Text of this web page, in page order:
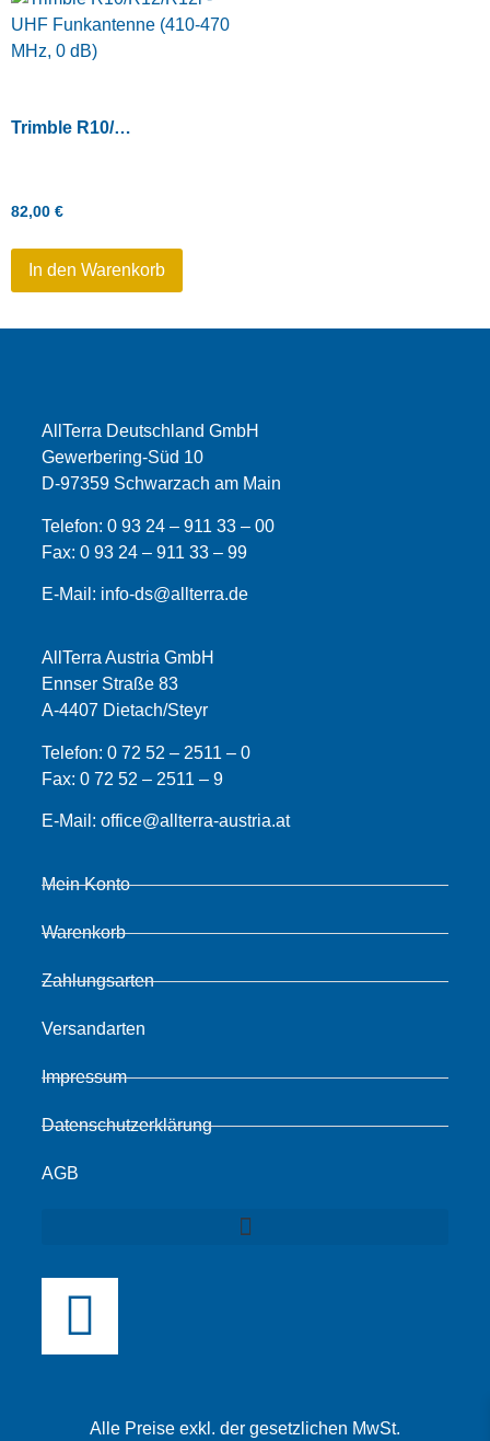
Trimble R10/R12/R12i – UHF Funkantenne (410-470 MHz, 0 dB)
82,00 €
In den Warenkorb
AllTerra Deutschland GmbH
Gewerbering-Süd 10
D-97359 Schwarzach am Main
Telefon:0 93 24 – 911 33 – 00
Fax:0 93 24 – 911 33 –99
E-Mail: info-ds@allterra.de
AllTerra Austria GmbH
Ennser Straße 83
A-4407 Dietach/Steyr
Telefon:0 72 52 – 2511 – 0
Fax:0 72 52 – 2511 – 9
E-Mail:office@allterra-austria.at
Mein Konto
Warenkorb
Zahlungsarten
Versandarten
Impressum
Datenschutzerklärung
AGB
Alle Preise exkl. der gesetzlichen MwSt.